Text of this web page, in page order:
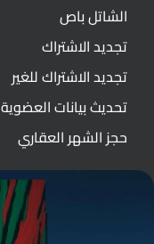
الشاتل باص
تجديد الاشتراك
تجديد الاشتراك للغير
تحديث بيانات العضوية
حجز الشهر العقاري